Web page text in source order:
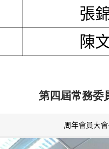
張
陳
第四屆常務
周年會員大